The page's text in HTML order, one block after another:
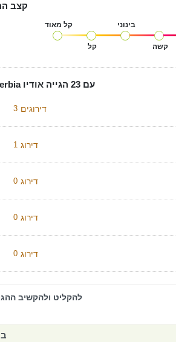
קצב
קל מאוד
קל
בינוני
קשה
הגייה על Serbia עם 23 הגייה אודיו
3 דירוגים
1 דירוג
0 דירוג
0 דירוג
0 דירוג
להקליט ולהקשיב